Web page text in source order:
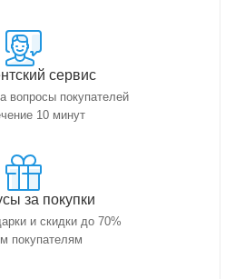
сервис
вопросы покупателей
10 минут
за покупки
и скидки до 70%
покупателям